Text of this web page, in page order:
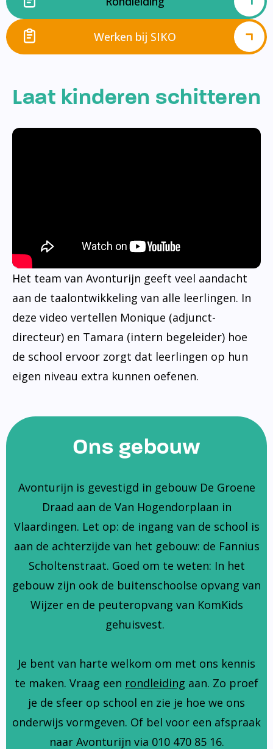
Werken bij SIKO
Laat kinderen schitteren
Het team van Avonturijn geeft veel aandacht
aan de taalontwikkeling van alle leerlingen. In
deze video vertellen Monique (adjunct-
directeur) en Tamara (intern begeleider) hoe
de school ervoor zorgt dat leerlingen op hun
eigen niveau extra kunnen oefenen.
Ons gebouw
Avonturijn is gevestigd in gebouw De Groene
Draad aan de Van Hogendorplaan in
Vlaardingen. Let op: de ingang van de school is
aan de achterzijde van het gebouw: de Fannius
Scholtenstraat. Goed om te weten: In het
gebouw zijn ook de buitenschoolse opvang van
Wijzer en de peuteropvang van KomKids
gehuisvest.
Je bent van harte welkom om met ons kennis
te maken. Vraag een rondleiding aan. Zo proef
je de sfeer op school en zie je hoe we ons
onderwijs vormgeven. Of bel voor een afspraak
naar Avonturijn via 010 470 85 16.